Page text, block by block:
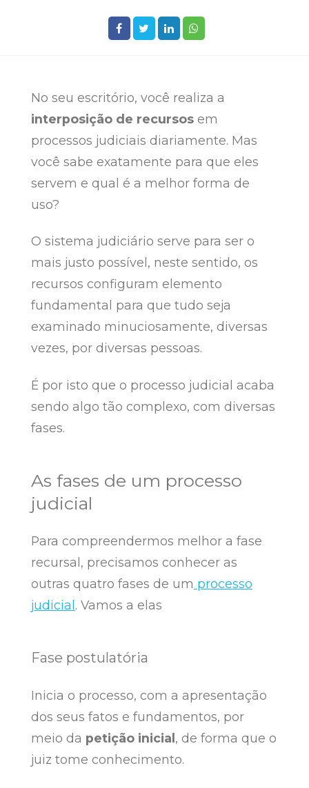
No seu escritório, você realiza a
interposição de recursosem
processos judiciais diariamente. Mas
você sabe exatamente para que eles
servem e qual é a melhor forma de
uso?
O sistema judiciário serve para ser o
mais justo possível, neste sentido, os
recursos configuram elemento
fundamental para que tudo seja
examinado minuciosamente, diversas
vezes, por diversas pessoas.
É por isto que o processo judicial acaba
sendo algo tão complexo, com diversas
fases.
As fases de um processo
judicial
Para compreendermos melhor a fase
recursal, precisamos conhecer as
outras quatro fases de um processo
judicial . Vamos a elas
Fase postulatória
Inicia o processo, com a apresentação
dos seus fatos e fundamentos, por
meio da petição inicial , de forma que o
juiz tome conhecimento.